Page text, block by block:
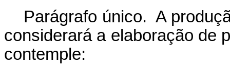
Parágrafo único. A
considerará a elaboração de
contemple: